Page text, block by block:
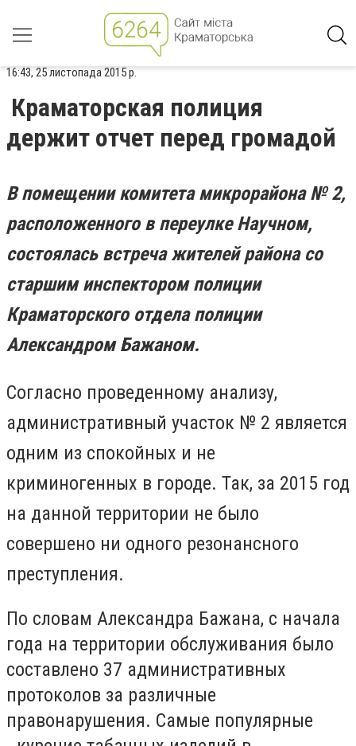
16:43, 25 листопада 2015 р.
Краматорская полиция
держит отчет перед громадой
В помещении комитета микрорайона № 2,
расположенного в переулке Научном,
состоялась встреча жителей района со
старшим инспектором полиции
Краматорского отдела полиции
Александром Бажаном.
Согласно проведенному анализу,
административный участок № 2 является
одним из спокойных и не
криминогенных в городе. Так, за 2015 год
на данной территории не было
совершено ни одного резонансного
преступления.
По словам Александра Бажана, с начала
года на территории обслуживания было
составлено 37 административных
протоколов за различные
правонарушения. Самые популярные